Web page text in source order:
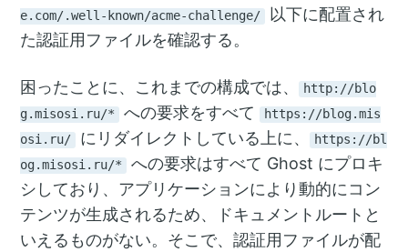
e.com/.well-known/acme-challenge/
以下に配置され
た認証用ファイルを確認する。
困ったことに、これまでの構成では、 http://blo
g.misosi.ru/*
への要求をすべて https://blog.mis
osi.ru/
にリダイレクトしている上に、 https://bl
og.misosi.ru/*
への要求はすべて Ghost にプロキ
シしており、アプリケーションにより動的にコン
テンツが生成されるため、ドキュメントルートと
いえるものがない。そこで、認証用ファイルが配